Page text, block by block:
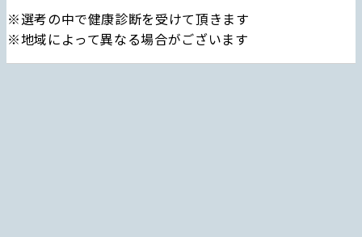
※選考の中で健康診断を受けて頂きます
※地域によって異なる場合がございます